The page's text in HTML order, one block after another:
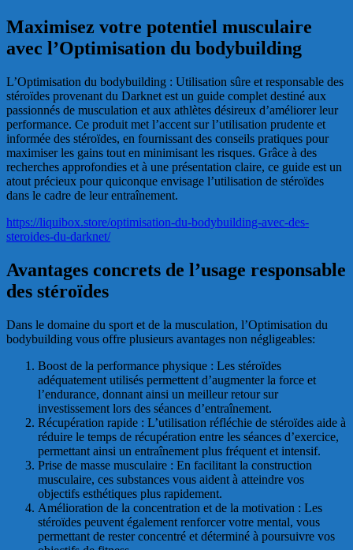
Maximisez votre potentiel musculaire
avec l’Optimisation du bodybuilding
L’Optimisation du bodybuilding : Utilisation sûre et responsable des
stéroïdes provenant du Darknet est un guide complet destiné aux
passionnés de musculation et aux athlètes désireux d’améliorer leur
performance. Ce produit met l’accent sur l’utilisation prudente et
informée des stéroïdes, en fournissant des conseils pratiques pour
maximiser les gains tout en minimisant les risques. Grâce à des
recherches approfondies et à une présentation claire, ce guide est un
atout précieux pour quiconque envisage l’utilisation de stéroïdes
dans le cadre de leur entraînement.
https://liquibox.store/optimisation-du-bodybuilding-avec-des-
steroides-du-darknet/
Avantages concrets de l’usage responsable
des stéroïdes
Dans le domaine du sport et de la musculation, l’Optimisation du
bodybuilding vous offre plusieurs avantages non négligeables:
Boost de la performance physique : Les stéroïdes
adéquatement utilisés permettent d’augmenter la force et
l’endurance, donnant ainsi un meilleur retour sur
investissement lors des séances d’entraînement.
Récupération rapide : L’utilisation réfléchie de stéroïdes aide à
réduire le temps de récupération entre les séances d’exercice,
permettant ainsi un entraînement plus fréquent et intensif.
Prise de masse musculaire : En facilitant la construction
musculaire, ces substances vous aident à atteindre vos
objectifs esthétiques plus rapidement.
Amélioration de la concentration et de la motivation : Les
stéroïdes peuvent également renforcer votre mental, vous
permettant de rester concentré et déterminé à poursuivre vos